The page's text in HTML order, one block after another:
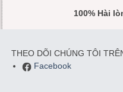
100% Hài
THEO DÕI CHÚNG TÔI
Facebook